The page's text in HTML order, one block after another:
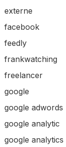
externe
facebook
feedly
frankwatching
freelancer
google
google adwords
google analytic
google analytics